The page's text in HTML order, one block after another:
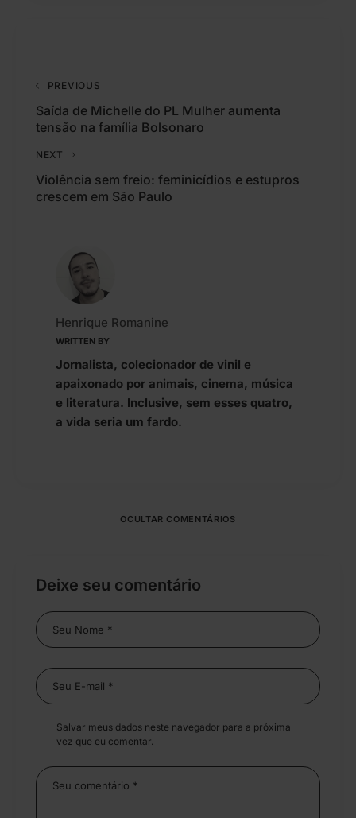
PREVIOUS
Saída de Michelle do PL Mulher aumenta
tensão na família Bolsonaro
NEXT
Violência sem freio: feminicídios e estupros
crescem em São Paulo
WRITTEN BY
Henrique Romanine
Jornalista, colecionador de vinil e
apaixonado por animais, cinema, música
e literatura. Inclusive, sem esses quatro,
a vida seria um fardo.
OCULTAR COMENTÁRIOS
Deixe seu comentário
Salvar meus dados neste navegador para a próxima
vez que eu comentar.